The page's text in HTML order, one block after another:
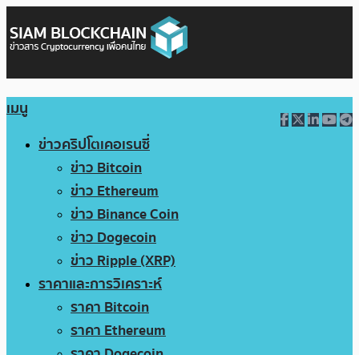
เมนู
ข่าวคริปโตเคอเรนซี่
ข่าว Bitcoin
ข่าว Ethereum
ข่าว Binance Coin
ข่าว Dogecoin
ข่าว Ripple (XRP)
ราคาและการวิเคราะห์
ราคา Bitcoin
ราคา Ethereum